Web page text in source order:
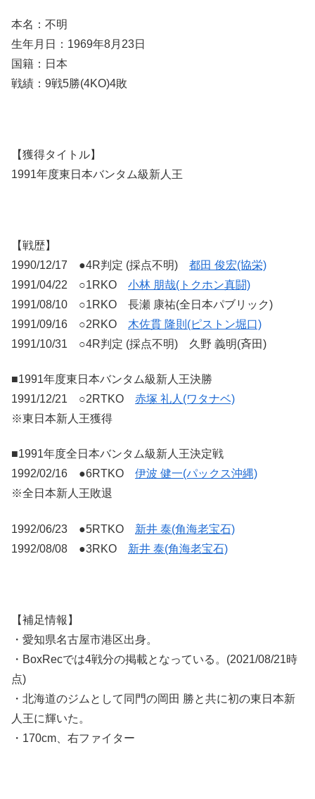
本名：不明
生年月日：1969年8月23日
国籍：日本
戦績：9戦5勝(4KO)4敗
【獲得タイトル】
1991年度東日本バンタム級新人王
【戦歴】
1990/12/17 ●4R判定 (採点不明) 都田 俊宏(協栄)
1991/04/22 ○1RKO 小林 朋哉(トクホン真闘)
1991/08/10 ○1RKO 長瀬 康祐(全日本パブリック)
1991/09/16 ○2RKO 木佐貫 隆則(ピストン堀口)
1991/10/31 ○4R判定 (採点不明) 久野 義明(斉田)
■1991年度東日本バンタム級新人王決勝
1991/12/21 ○2RTKO 赤塚 礼人(ワタナベ)
※東日本新人王獲得
■1991年度全日本バンタム級新人王決定戦
1992/02/16 ●6RTKO 伊波 健一(パックス沖縄)
※全日本新人王敗退
1992/06/23 ●5RTKO 新井 泰(角海老宝石)
1992/08/08 ●3RKO 新井 泰(角海老宝石)
【補足情報】
・愛知県名古屋市港区出身。
・BoxRecでは4戦分の掲載となっている。(2021/08/21時
点)
・北海道のジムとして同門の岡田 勝と共に初の東日本新
人王に輝いた。
・170cm、右ファイター